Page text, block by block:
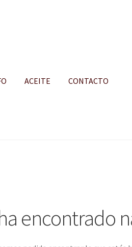
ACEITE CONTACTO
encontrado